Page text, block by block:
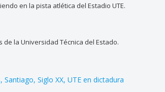
en la pista atlética del Estadio UTE.
la Universidad Técnica del Estado.
Santiago Siglo XX UTE en dictadura